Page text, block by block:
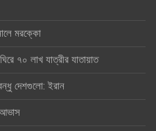
মরক্কো
৭০ লাখ যাত্রীর যাতায়াত
দেশগুলো: ইরান
আভাস